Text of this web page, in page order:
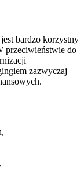
bardzo korzystny
przeciwieństwie do
zazwyczaj